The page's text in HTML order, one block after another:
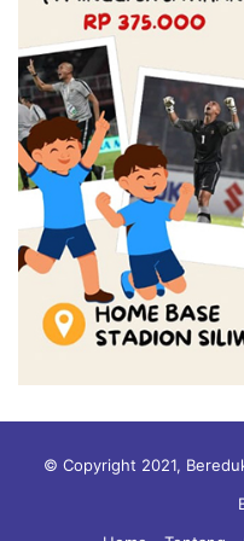
© Copyright 2021,